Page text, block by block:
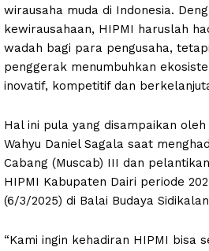
wirausaha muda di Indonesia.
kewirausahaan, HIPMI haruslah
wadah bagi para pengusaha,
penggerak menumbuhkan
inovatif, kompetitif dan
Hal ini pula yang disampaikan oleh
Wahyu Daniel Sagala saat
Cabang (Muscab) III dan
HIPMI Kabupaten Dairi periode
(6/3/2025) di Balai Budaya
“Kami ingin kehadiran HIPMI bisa